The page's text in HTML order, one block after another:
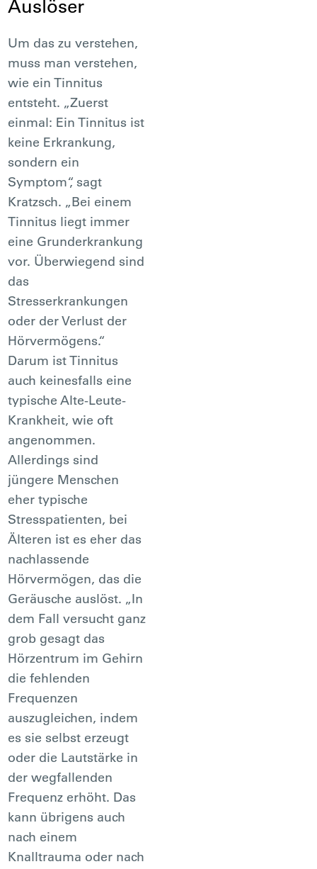
Auslöser
Um das zu verstehen,
muss man verstehen,
wie ein Tinnitus
entsteht. „Zuerst
einmal: Ein Tinnitus ist
keine Erkrankung,
sondern ein
Symptom“, sagt
Kratzsch. „Bei einem
Tinnitus liegt immer
eine Grunderkrankung
vor. Überwiegend sind
das
Stresserkrankungen
oder der Verlust der
Hörvermögens.“
Darum ist Tinnitus
auch keinesfalls eine
typische Alte-Leute-
Krankheit, wie oft
angenommen.
Allerdings sind
jüngere Menschen
eher typische
Stresspatienten, bei
Älteren ist es eher das
nachlassende
Hörvermögen, das die
Geräusche auslöst. „In
dem Fall versucht ganz
grob gesagt das
Hörzentrum im Gehirn
die fehlenden
Frequenzen
auszugleichen, indem
es sie selbst erzeugt
oder die Lautstärke in
der wegfallenden
Frequenz erhöht. Das
kann übrigens auch
nach einem
Knalltrauma oder nach